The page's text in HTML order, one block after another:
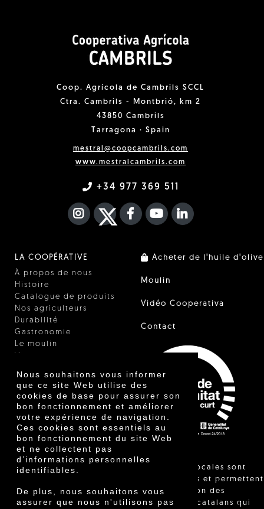
Nous souhaitons vous informer
que ce site Web utilise des
cookies de base pour assurer son
bon fonctionnement et améliorer
votre expérience de navigation.
Ces cookies sont essentiels au
bon fonctionnement du site Web
et ne collectent pas
d’informations personnelles
identifiables.
De plus, nous souhaitons vous
assurer que nous n'utilisons pas
Coop. Agrícola de Cambrils SCCL
Ctra. Cambrils - Montbrió, km 2
43850 Cambrils
Tarragona · Spain
mestral@coopcambrils.com
www.mestralcambrils.com
+34 977 369 511
INSTAGRAM
TWITTER
FACEBOOK F
YOUTUBEFA LINKEDIN
LA COOPÉRATIVE
À propos de nous
Histoire
Catalogue de produits
Nos agriculteurs
Durabilité
Gastronomie
Le moulin
Certificats
Prix
Innovation
Acheter de l'huile d'olive
Moulin
Vidéo Cooperativa
Contact
"Les ventes locales sont
réglementées et permettent
l'identification des
agriculteurs catalans qui